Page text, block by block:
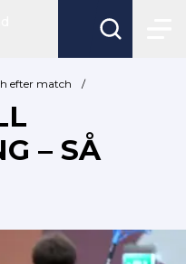
efter match /
– SÅ